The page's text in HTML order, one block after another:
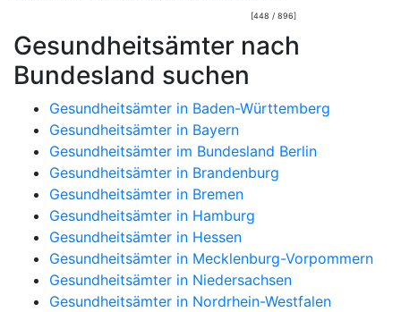
[448 / 896]
Gesundheitsämter nach
Bundesland suchen
Gesundheitsämter in Baden-Württemberg
Gesundheitsämter in Bayern
Gesundheitsämter im Bundesland Berlin
Gesundheitsämter in Brandenburg
Gesundheitsämter in Bremen
Gesundheitsämter in Hamburg
Gesundheitsämter in Hessen
Gesundheitsämter in Mecklenburg-Vorpommern
Gesundheitsämter in Niedersachsen
Gesundheitsämter in Nordrhein-Westfalen